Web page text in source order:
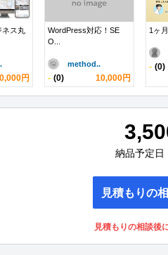
ネス丸
円
WordPress対応！SE
O...
method..
- (0) 10,000円
1ヶ
- (0)
納品予定日
見積もりの
見積もりの相談後